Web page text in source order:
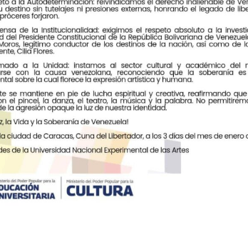
Más de 400 voces
rinden tributo a la
Últimas